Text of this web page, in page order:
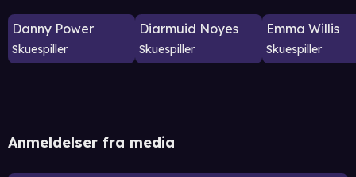
Danny Power
Skuespiller
Diarmuid Noyes
Skuespiller
Emma Willis
Skuespiller
Anmeldelser fra media